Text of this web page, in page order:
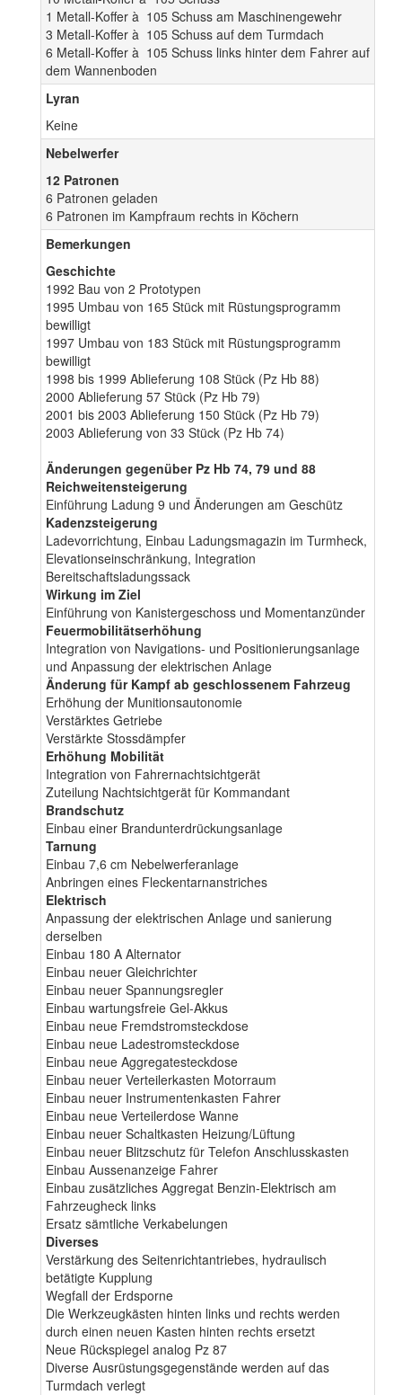
1 Metall-Koffer à 105 Schuss am Maschinengewehr
3 Metall-Koffer à 105 Schuss auf dem Turmdach
6 Metall-Koffer à 105 Schuss links hinter dem Fahrer auf
dem Wannenboden
Lyran
Keine
Nebelwerfer
12 Patronen
6 Patronen geladen
6 Patronen im Kampfraum rechts in Köchern
Bemerkungen
Geschichte
1992 Bau von 2 Prototypen
1995 Umbau von 165 Stück mit Rüstungsprogramm
bewilligt
1997 Umbau von 183 Stück mit Rüstungsprogramm
bewilligt
1998 bis 1999 Ablieferung 108 Stück (Pz Hb 88)
2000 Ablieferung 57 Stück (Pz Hb 79)
2001 bis 2003 Ablieferung 150 Stück (Pz Hb 79)
2003 Ablieferung von 33 Stück (Pz Hb 74)
Änderungen gegenüber Pz Hb 74, 79 und 88
Reichweitensteigerung
Einführung Ladung 9 und Änderungen am Geschütz
Kadenzsteigerung
Ladevorrichtung, Einbau Ladungsmagazin im Turmheck,
Elevationseinschränkung, Integration
Bereitschaftsladungssack
Wirkung im Ziel
Einführung von Kanistergeschoss und Momentanzünder
Feuermobilitätserhöhung
Integration von Navigations- und Positionierungsanlage
und Anpassung der elektrischen Anlage
Änderung für Kampf ab geschlossenem Fahrzeug
Erhöhung der Munitionsautonomie
Verstärktes Getriebe
Verstärkte Stossdämpfer
Erhöhung Mobilität
Integration von Fahrernachtsichtgerät
Zuteilung Nachtsichtgerät für Kommandant
Brandschutz
Einbau einer Brandunterdrückungsanlage
Tarnung
Einbau 7,6 cm Nebelwerferanlage
Anbringen eines Fleckentarnanstriches
Elektrisch
Anpassung der elektrischen Anlage und sanierung
derselben
Einbau 180 A Alternator
Einbau neuer Gleichrichter
Einbau neuer Spannungsregler
Einbau wartungsfreie Gel-Akkus
Einbau neue Fremdstromsteckdose
Einbau neue Ladestromsteckdose
Einbau neue Aggregatesteckdose
Einbau neuer Verteilerkasten Motorraum
Einbau neuer Instrumentenkasten Fahrer
Einbau neue Verteilerdose Wanne
Einbau neuer Schaltkasten Heizung/Lüftung
Einbau neuer Blitzschutz für Telefon Anschlusskasten
Einbau Aussenanzeige Fahrer
Einbau zusätzliches Aggregat Benzin-Elektrisch am
Fahrzeugheck links
Ersatz sämtliche Verkabelungen
Diverses
Verstärkung des Seitenrichtantriebes, hydraulisch
betätigte Kupplung
Wegfall der Erdsporne
Die Werkzeugkästen hinten links und rechts werden
durch einen neuen Kasten hinten rechts ersetzt
Neue Rückspiegel analog Pz 87
Diverse Ausrüstungsgegenstände werden auf das
Turmdach verlegt